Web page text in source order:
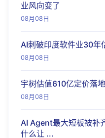
业风向变了
08月08日
AI刺破印度软件业30年
08月08日
宇树估值610亿定价落
08月08日
AI Agent最大短板被补
什么让 ...